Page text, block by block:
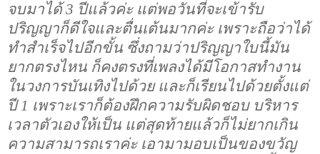
จบมาได้3 ปีแล้วค่ะ แต่พอวันที่จะเข้ารับ
ปริญญาก็ดีใจและตื่นเต้นมากค่ะ เพราะถือว่าได้
ทำสำเร็จไปอีกขั้น ซึ่งถามว่าปริญญาใบนี้มัน
ยากตรงไหน ก็คงตรงที่เพลงได้มีโอกาสทำงาน
ในวงการบันเทิงไปด้วย และก็เรียนไปด้วยตั้งแต่
ปี1 เพราะเราก็ต้องฝึกความรับผิดชอบ บริหาร
เวลาตัวเองให้เป็น แต่สุดท้ายแล้วก็ไม่ยากเกิน
ความสามารถเราค่ะ เอามามอบเป็นของขวัญ